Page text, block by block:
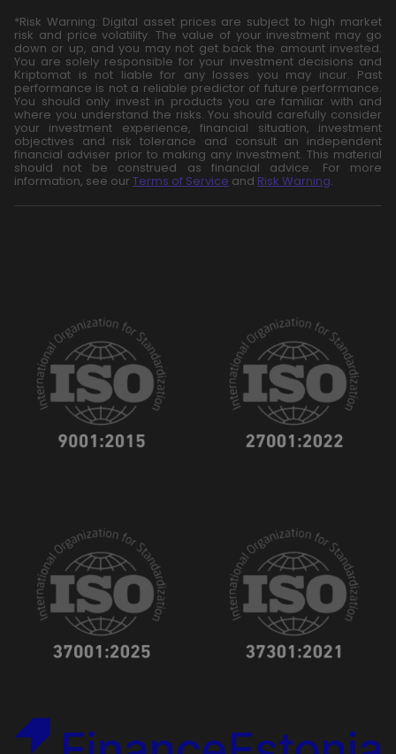
*Risk Warning: Digital asset prices are subject to high market
risk and price volatility. The value of your investment may go
down or up, and you may not get back the amount invested.
You are solely responsible for your investment decisions and
Kriptomat is not liable for any losses you may incur. Past
performance is not a reliable predictor of future performance.
You should only invest in products you are familiar with and
where you understand the risks. You should carefully consider
your investment experience, financial situation, investment
objectives and risk tolerance and consult an independent
financial adviser prior to making any investment. This material
should not be construed as financial advice. For more
information, see our Terms of Service and Risk Warning.